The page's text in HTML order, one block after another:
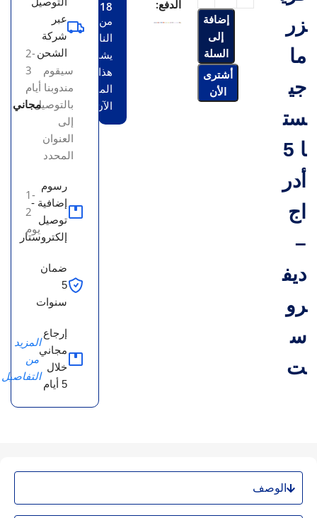
زر
ما
جي
ست
ا 5
أدر
اج
–
ديف
رو
س
ت
إضافة
إلى
السلة
أشترى
الأن
الدفع:
18
من
الناس
يشاهدون
هذا
المنتج
الآن!
عبر
شركة
الشحن
سيقوم
مندوبنا
بالتوصيل
إلى
العنوان
المحدد
2-
3
أيام
مجاني
رسوم
إضافية -
توصيل
إلكتروستار
1-
2
يوم
ضمان
5
سنوات
إرجاع
مجاني
خلال
5 أيام
المزيد
من
التفاصيل
الوصف